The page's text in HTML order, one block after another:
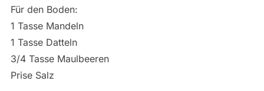
Für den Boden:
1 Tasse Mandeln
1 Tasse Datteln
3/4 Tasse Maulbeeren
Prise Salz